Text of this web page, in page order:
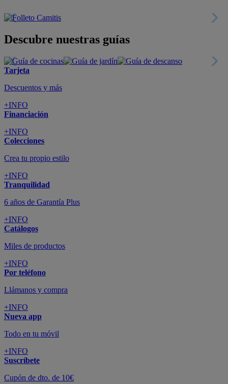
Descubre nuestras guías
Tarjeta
Descuentos y más
+INFO
Financiación
+INFO
Colecciones
Crea tu propio estilo
+INFO
Tranquilidad
6 años de Garantía Plus
+INFO
Catálogos
Miles de productos
+INFO
Por teléfono
Llámanos y compra
+INFO
Nueva app
Todo en tu móvil
+INFO
Suscríbete
Cupón de dto. de 10€